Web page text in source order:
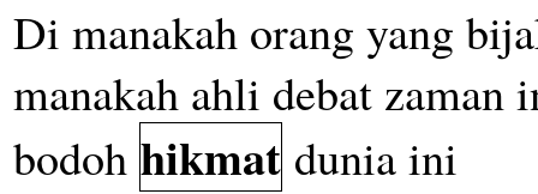
Di manakah orang yang
manakah ahli debat zaman
bodoh hikmat duniaini